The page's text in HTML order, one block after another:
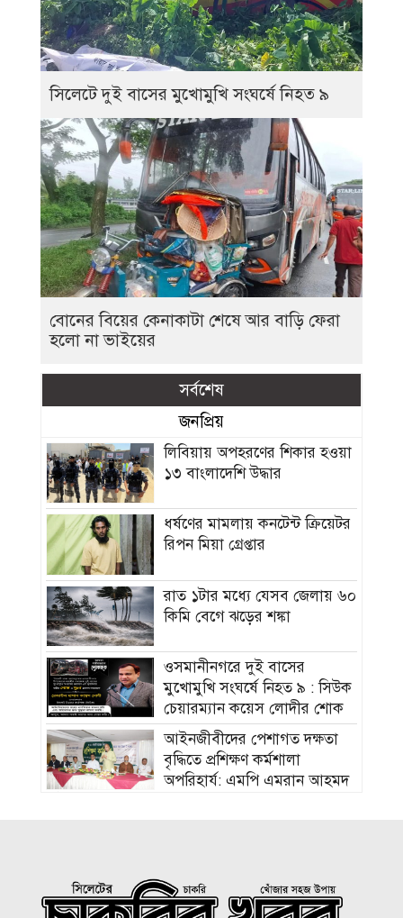
সিলেটে দুই বাসের মুখোমুখি সংঘর্ষে নিহত ৯
বোনের বিয়ের কেনাকাটা শেষে আর বাড়ি ফেরা
হলো না ভাইয়ের
সর্বশেষ
জনপ্রিয়
লিবিয়ায় অপহরণের শিকার হওয়া
১৩ বাংলাদেশি উদ্ধার
ধর্ষণের মামলায় কনটেন্ট ক্রিয়েটর
রিপন মিয়া গ্রেপ্তার
রাত ১টার মধ্যে যেসব জেলায় ৬০
কিমি বেগে ঝড়ের শঙ্কা
ওসমানীনগরে দুই বাসের
মুখোমুখি সংঘর্ষে নিহত ৯ : সিউক
চেয়ারম্যান কয়েস লোদীর শোক
‎আইনজীবীদের পেশাগত দক্ষতা
বৃদ্ধিতে প্রশিক্ষণ কর্মশালা
অপরিহার্য: এমপি এমরান আহমদ
হামের উপসর্গে আরও ৩ শিশুর